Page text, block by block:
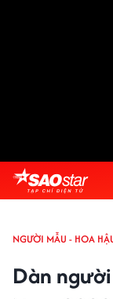
NGƯỜI MẪU - HOA
Dàn